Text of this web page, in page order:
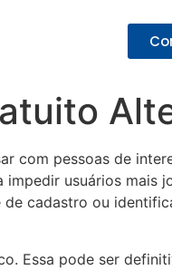
com pessoas de
usuários mais
cadastro ou
Essa pode ser